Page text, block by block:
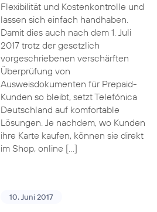
Flexibilität und Kostenkontrolle und
lassen sich einfach handhaben.
Damit dies auch nach dem 1. Juli
2017 trotz der gesetzlich
vorgeschriebenen verschärften
Überprüfung von
Ausweisdokumenten für Prepaid-
Kunden so bleibt, setzt Telefónica
Deutschland auf komfortable
Lösungen. Je nachdem, wo Kunden
ihre Karte kaufen, können sie direkt
im Shop, online […]
10. Juni 2017